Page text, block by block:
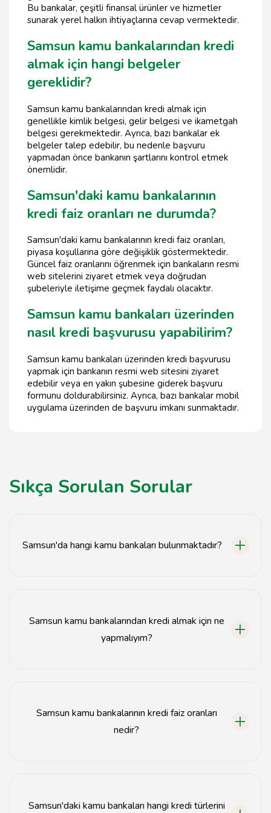
Bu bankalar, çeşitli finansal ürünler ve hizmetler
sunarak yerel halkın ihtiyaçlarına cevap vermektedir.
Samsun kamu bankalarından kredi
almak için hangi belgeler
gereklidir?
Samsun kamu bankalarından kredi almak için
genellikle kimlik belgesi, gelir belgesi ve ikametgah
belgesi gerekmektedir. Ayrıca, bazı bankalar ek
belgeler talep edebilir, bu nedenle başvuru
yapmadan önce bankanın şartlarını kontrol etmek
önemlidir.
Samsun'daki kamu bankalarının
kredi faiz oranları ne durumda?
Samsun'daki kamu bankalarının kredi faiz oranları,
piyasa koşullarına göre değişiklik göstermektedir.
Güncel faiz oranlarını öğrenmek için bankaların resmi
web sitelerini ziyaret etmek veya doğrudan
şubeleriyle iletişime geçmek faydalı olacaktır.
Samsun kamu bankaları üzerinden
nasıl kredi başvurusu yapabilirim?
Samsun kamu bankaları üzerinden kredi başvurusu
yapmak için bankanın resmi web sitesini ziyaret
edebilir veya en yakın şubesine giderek başvuru
formunu doldurabilirsiniz. Ayrıca, bazı bankalar mobil
uygulama üzerinden de başvuru imkanı sunmaktadır.
Sıkça Sorulan Sorular
Samsun'da hangi kamu bankaları bulunmaktadır?
Samsun kamu bankalarından kredi almak için ne
yapmalıyım?
Samsun kamu bankalarının kredi faiz oranları
nedir?
Samsun'daki kamu bankaları hangi kredi türlerini